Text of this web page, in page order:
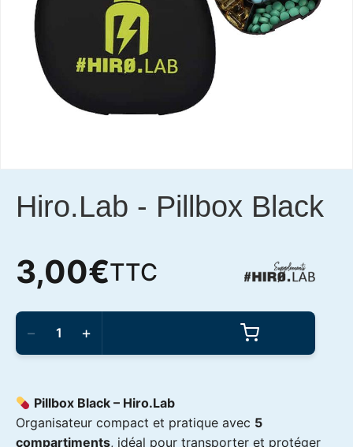
Hiro.Lab - Pillbox Black
3,00€TTC
quantité
de
Hiro.Lab
-
− +
Pillbox Black – Hiro.Lab
Organisateur compact et pratique avec 5
compartiments, idéal pour transporter et protéger